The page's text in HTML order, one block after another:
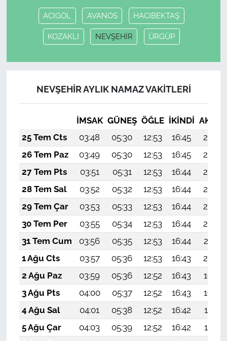
ACIGÖL AVANOS HACIBEKTAŞ
KOZAKLI NEVŞEHİR ÜRGÜP
NEVŞEHİR AYLIK NAMAZ VAKITLERI
İMSAK GÜNEŞ ÖĞLE İKINDI
25 Tem Cts
03:48 05:30 12:53 16:45
20:06
26 Tem Paz
03:49 05:30 12:53 16:45
20:05
27 Tem Pts
03:51 05:31 12:53 16:44
20:04
28 Tem Sal
03:52 05:32 12:53 16:44
20:03
29 Tem Çar
03:53 05:33 12:53 16:44
20:02
30 Tem Per
03:55 05:34 12:53 16:44
20:02
31 Tem Cum
03:56 05:35 12:53 16:44
20:01
1 Ağu Cts
03:57 05:36 12:53 16:43
20:00
2 Ağu Paz
03:59 05:36 12:52 16:43
19:59
3 Ağu Pts
04:00 05:37 12:52 16:43
19:58
4 Ağu Sal
04:01 05:38 12:52 16:42
19:57
5 Ağu Çar
04:03 05:39 12:52 16:42
19:55